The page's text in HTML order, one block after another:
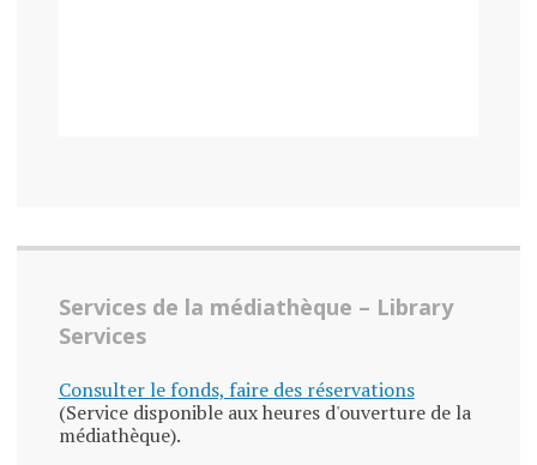
Services de la médiathèque – Library
Services
Consulter le fonds, faire des réservations
(Service disponible aux heures d'ouverture de la
médiathèque).